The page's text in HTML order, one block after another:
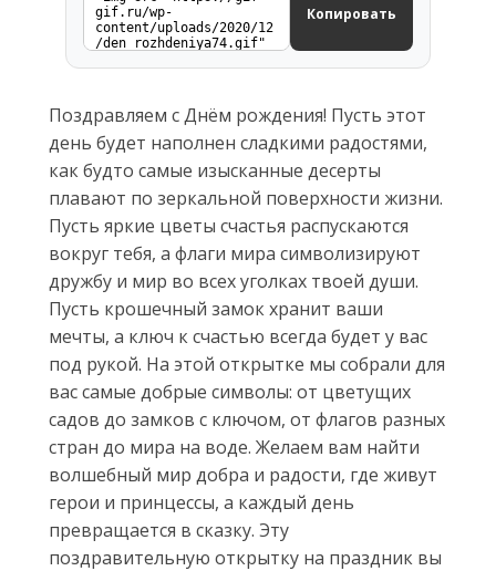
Копировать
Поздравляем с Днём рождения! Пусть этот
день будет наполнен сладкими радостями,
как будто самые изысканные десерты
плавают по зеркальной поверхности жизни.
Пусть яркие цветы счастья распускаются
вокруг тебя, а флаги мира символизируют
дружбу и мир во всех уголках твоей души.
Пусть крошечный замок хранит ваши
мечты, а ключ к счастью всегда будет у вас
под рукой. На этой открытке мы собрали для
вас самые добрые символы: от цветущих
садов до замков с ключом, от флагов разных
стран до мира на воде. Желаем вам найти
волшебный мир добра и радости, где живут
герои и принцессы, а каждый день
превращается в сказку. Эту
поздравительную открытку на праздник вы